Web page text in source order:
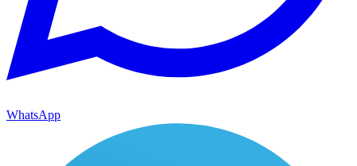
WhatsApp